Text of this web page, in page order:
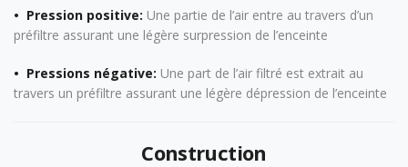
• Pression positive: Une partie de l’air entre au travers d’un
préfiltre assurant une légère surpression de l’enceinte
• Pressions négative: Une part de l’air filtré est extrait au
travers un préfiltre assurant une légère dépression de l’enceinte
Construction